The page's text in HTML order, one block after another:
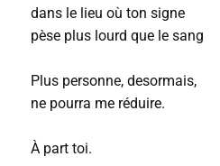
dans le lieu où ton signe
pèse plus lourd que le sang
Plus personne, desormais,
ne pourra me réduire.
À part toi.